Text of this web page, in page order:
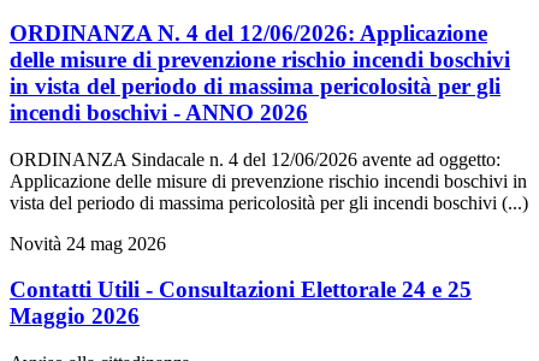
ORDINANZA N. 4 del 12/06/2026: Applicazione
delle misure di prevenzione rischio incendi boschivi
in vista del periodo di massima pericolosità per gli
incendi boschivi - ANNO 2026
ORDINANZA Sindacale n. 4 del 12/06/2026 avente ad oggetto:
Applicazione delle misure di prevenzione rischio incendi boschivi in
vista del periodo di massima pericolosità per gli incendi boschivi (...)
Novità 24 mag 2026
Contatti Utili - Consultazioni Elettorale 24 e 25
Maggio 2026